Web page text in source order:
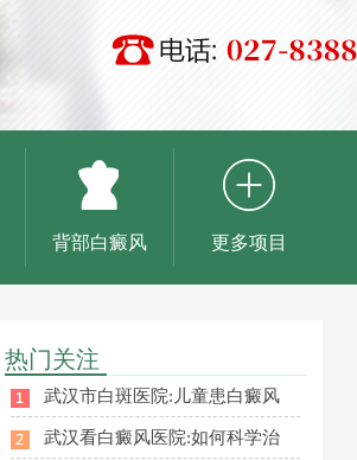
背部白癜风 更多项目
热门关注
武汉市白斑医院:儿童患白癜风
武汉看白癜风医院:如何科学治